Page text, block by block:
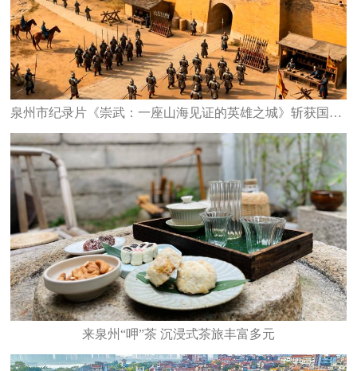
泉州市纪录片《崇武：一座山海见证的英雄之城》斩获国家级大奖
来泉州“呷”茶 沉浸式茶旅丰富多元